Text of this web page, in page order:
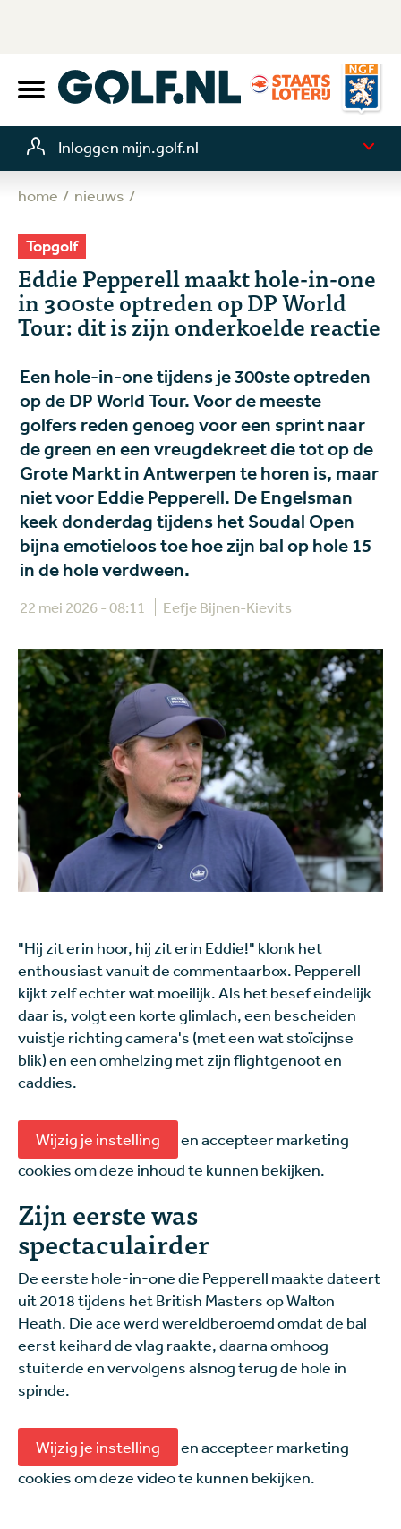
Inloggen mijn.golf.nl
home nieuws
Topgolf
Eddie Pepperell maakt hole-in-one
in 300ste optreden op DP World
Tour: dit is zijn onderkoelde reactie
Een hole-in-one tijdens je 300ste optreden
op de DP World Tour. Voor de meeste
golfers reden genoeg voor een sprint naar
de green en een vreugdekreet die tot op de
Grote Markt in Antwerpen te horen is, maar
niet voor Eddie Pepperell. De Engelsman
keek donderdag tijdens het Soudal Open
bijna emotieloos toe hoe zijn bal op hole 15
in de hole verdween.
22 mei 2026 - 08:11 Eefje Bijnen-Kievits
"Hij zit erin hoor, hij zit erin Eddie!" klonk het
enthousiast vanuit de commentaarbox. Pepperell
kijkt zelf echter wat moeilijk. Als het besef eindelijk
daar is, volgt een korte glimlach, een bescheiden
vuistje richting camera's (met een wat stoïcijnse
blik) en een omhelzing met zijn flightgenoot en
caddies.
Wijzig je instelling
en accepteer marketing
cookies om deze inhoud te kunnen bekijken.
Zijn eerste was
spectaculairder
De eerste hole-in-one die Pepperell maakte dateert
uit 2018 tijdens het British Masters op Walton
Heath. Die ace werd wereldberoemd omdat de bal
eerst keihard de vlag raakte, daarna omhoog
stuiterde en vervolgens alsnog terug de hole in
spinde.
Wijzig je instelling
en accepteer marketing
cookies om deze video te kunnen bekijken.